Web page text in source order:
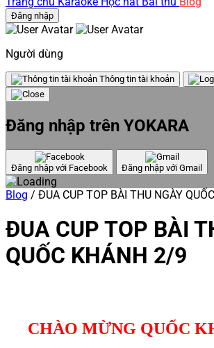
Đăng nhập
Người dùng
Thông tin tài khoản
Đăng nhập trên YOKARA
Đăng nhập với Facebook Đăng nhập với Gmail
Blog / ĐUA CUP TOP BÀI THU NGÀY
ĐUA CUP TOP BÀI
QUỐC KHÁNH 2/9
CHÀO MỪNG QUỐC